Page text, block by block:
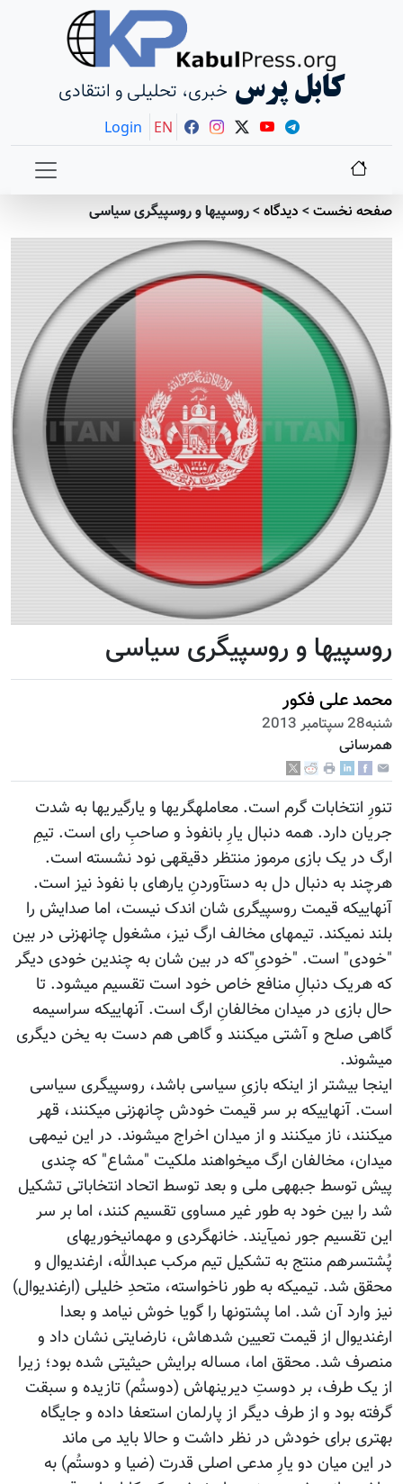
کابل پرس خبری، تحلیلی و انتقادی
Login EN
صفحه نخست> دیدگاه>روسپی‎ها و روسپی‎گری سیاسی
روسپی‎ها و روسپی‎گری سیاسی
محمد علی فکور
شنبه28 سپتامبر 2013
همرسانی
تنورِ انتخابات گرم است. معامله‎گری‎ها و یارگیری‎ها به شدت
جریان دارد. همه دنبال یارِ بانفوذ و صاحبِ رای است. تیمِ
ارگ در یک بازی مرموز منتظر دقیقه‎ی نود نشسته است.
هرچند به دنبال دل به دست‎آوردنِ یارهای با نفوذ نیز است.
آنهایی‎که قیمت روسپی‎گری شان اندک نیست، اما صدایش را
بلند نمی‎کند. تیم‎های مخالف ارگ نیز، مشغول چانه‎زنی در بین
"خودی" است. "خودیِ"که در بین شان به چندین خودی دیگر
که هریک دنبالِ منافع خاص خود است تقسیم می‎شود. تا
حال بازی در میدان مخالفانِ ارگ است. آنهایی‎که سراسیمه
گاهی صلح و آشتی می‎کنند و گاهی هم دست به یخن دیگری
می‎شوند.
اینجا بیشتر از این‎که بازیِ سیاسی باشد، روسپی‎گری سیاسی
است. آنهایی‎که بر سر قیمت خودش چانه‎زنی می‎کنند، قهر
می‎کنند، ناز می‎کنند و از میدان اخراج می‎شوند. در این نیمه‎ی
میدان، مخالفان ارگ می‎خواهند ملکیت "مشاع" که چندی
پیش توسط جبهه‎ی ملی و بعد توسط اتحاد انتخاباتی تشکیل
شد را بین خود به طور غیر مساوی تقسیم کنند، اما بر سر
این تقسیم جور نمی‎آیند. خانه‎گردی و مهمانی‎خوری‎های
پُشت‎سر‎هم منتج به تشکیل تیم مرکب عبدالله، ارغندیوال و
محقق شد. تیمی‎که به طور ناخواسته، متحدِ خلیلی (ارغندیوال)
نیز وارد آن شد. اما پشتون‎ها را گویا خوش نیامد و بعدا
ارغندیوال از قیمت تعیین شده‎اش، نارضایتی نشان داد و
منصرف شد. محقق اما، مساله برایش حیثیتی شده بود؛ زیرا
از یک طرف، بر دوستِ دیرینه‎اش (دوستُم) تازیده و سبقت
گرفته بود و از طرف دیگر از پارلمان استعفا داده و جایگاه
بهتری برای خودش در نظر داشت و حالا باید می ماند
در این میان دو یارِ مدعی اصلی قدرت (ضیا و دوستُم) به